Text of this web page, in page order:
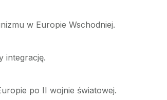
w Europie Wschodniej.
integrację.
po II wojnie światowej.